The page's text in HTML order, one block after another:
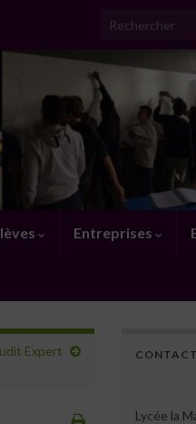
Search for:
Entreprises
Expert
Lycée la